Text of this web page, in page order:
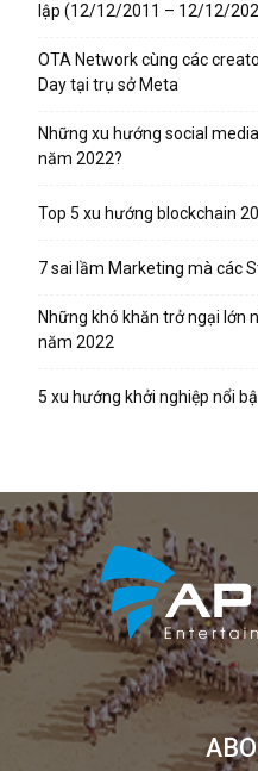
lập (12/12/2011 – 12/12/
OTA Network cùng các
Day tại trụ sở Meta
Những xu hướng social
năm 2022?
Top 5 xu hướng blockchain
7 sai lầm Marketing mà các
Những khó khăn trở ngại lớn
năm 2022
5 xu hướng khởi nghiệp nổi